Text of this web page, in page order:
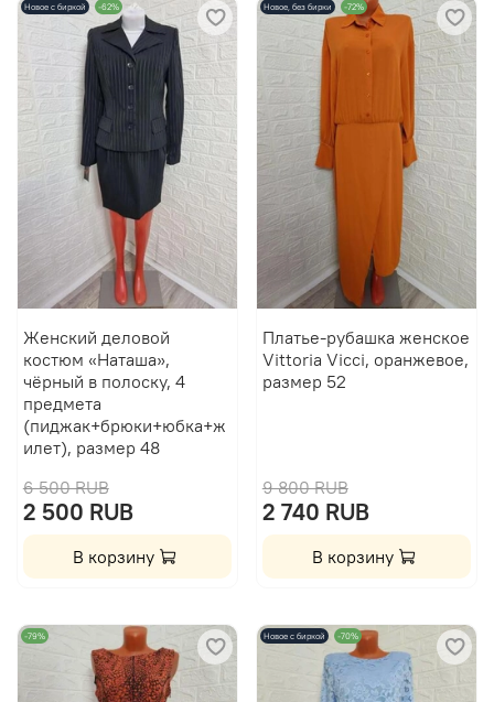
Новое с биркой -62%
Женский деловой
костюм «Наташа»,
чёрный в полоску, 4
предмета
(пиджак+брюки+юбка+ж
илет), размер 48
6 500 RUB
2 500 RUB
В корзину
Новое, без бирки -72%
Платье-рубашка женское
Vittoria Vicci, оранжевое,
размер 52
9 800 RUB
2 740 RUB
В корзину
-79% Новое с биркой -70%